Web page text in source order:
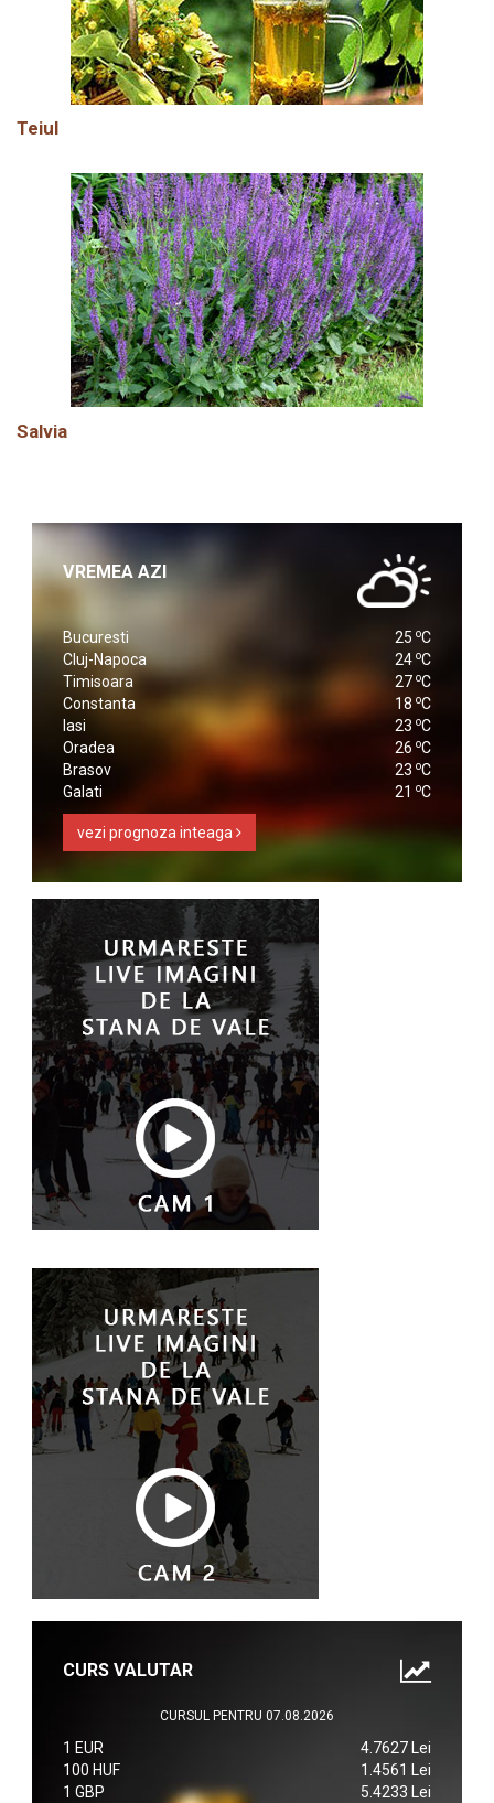
Teiul
Salvia
VREMEA AZI
Bucuresti 25 oC
Cluj-Napoca
24 oC
Timisoara
27 oC
Constanta
18 oC
Iasi
23 oC
Oradea
26 oC
Brasov
23 oC
Galati
21 oC
vezi prognoza inteaga
CURS VALUTAR
CURSUL PENTRU 07.08.2026
1 EUR
4.7627 Lei
100 HUF
1.4561 Lei
1 GBP
5.4233 Lei